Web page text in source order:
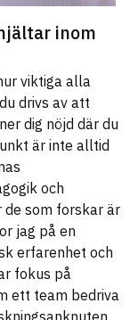
inom
viktiga alla
drivs av att
dig nöjd där du
är inte alltid
och
de som forskar är
jag på en
erfarenhet och
fokus på
ett team bedriva